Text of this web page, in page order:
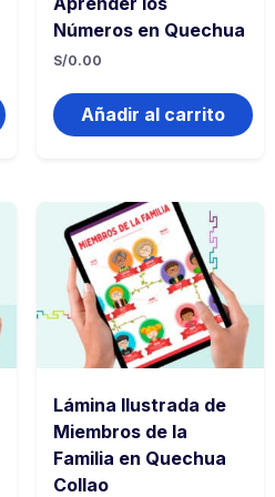
Números en Quechua
S/0.00
Añadir al carrito
Lámina Ilustrada de
Miembros de la
Familia en Quechua
Collao